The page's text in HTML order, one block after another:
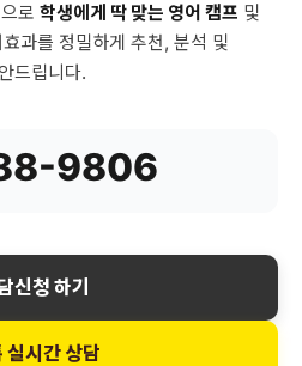
로 학생에게 딱 맞는 영어 캠프 및
과를 정밀하게 추천, 분석 및
드립니다.
9806
신청 하기
실시간 상담